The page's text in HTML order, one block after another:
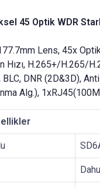
45 Optik WDR
Lens, 45x
Hızı, H.265+/H.265/
BLC, DNR (2D&3D),
Alg.),